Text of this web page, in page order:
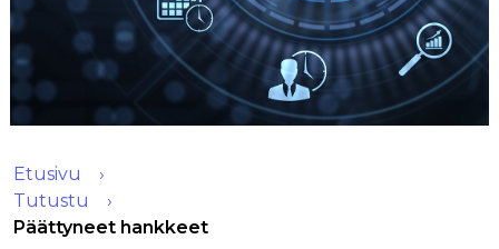
Etusivu
Tutustu
Päättyneet hankkeet